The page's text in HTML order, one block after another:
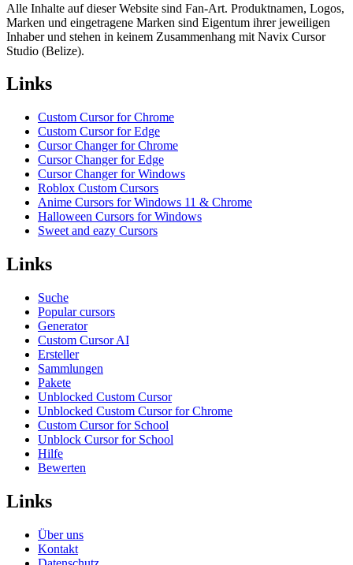
Alle Inhalte auf dieser Website sind Fan-Art. Produktnamen, Logos,
Marken und eingetragene Marken sind Eigentum ihrer jeweiligen
Inhaber und stehen in keinem Zusammenhang mit Navix Cursor
Studio (Belize).
Links
Custom Cursor for Chrome
Custom Cursor for Edge
Cursor Changer for Chrome
Cursor Changer for Edge
Cursor Changer for Windows
Roblox Custom Cursors
Anime Cursors for Windows 11 & Chrome
Halloween Cursors for Windows
Sweet and eazy Cursors
Links
Suche
Popular cursors
Generator
Custom Cursor AI
Ersteller
Sammlungen
Pakete
Unblocked Custom Cursor
Unblocked Custom Cursor for Chrome
Custom Cursor for School
Unblock Cursor for School
Hilfe
Bewerten
Links
Über uns
Kontakt